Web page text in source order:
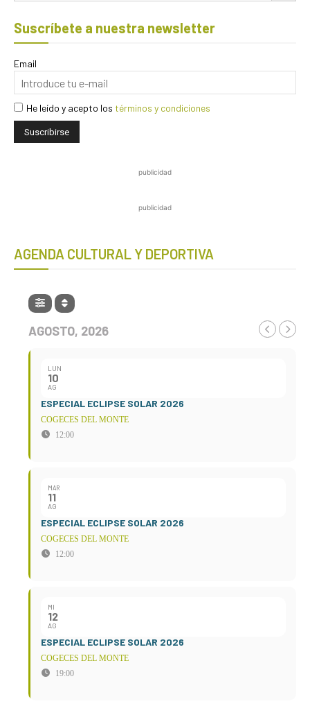
Suscríbete a nuestra newsletter
Email
He leído y acepto los términos y condiciones
publicidad
publicidad
AGENDA CULTURAL Y DEPORTIVA
AGOSTO, 2026
LUN
10
AG
ESPECIAL ECLIPSE SOLAR 2026
COGECES DEL MONTE
12:00
MAR
11
AG
ESPECIAL ECLIPSE SOLAR 2026
COGECES DEL MONTE
12:00
MI
12
AG
ESPECIAL ECLIPSE SOLAR 2026
COGECES DEL MONTE
19:00